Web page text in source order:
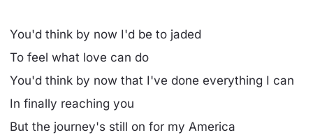
You'd think by now I'd be to jaded
To feel what love can do
You'd think by now that I've done everything I can
In finally reaching you
But the journey's still on for my America